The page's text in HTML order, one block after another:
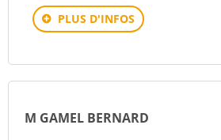
PLUS D'INFOS
M GAMEL BERNARD